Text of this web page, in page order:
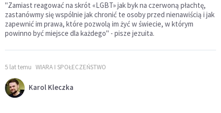
"Zamiast reagować na skrót «LGBT» jak byk na czerwoną płachtę,
zastanówmy się wspólnie jak chronić te osoby przed nienawiścią i jak
zapewnić im prawa, które pozwolą im żyć w świecie, w którym
powinno być miejsce dla każdego" - pisze jezuita.
5 lat temu WIARA I SPOŁECZEŃSTWO
Karol Kleczka